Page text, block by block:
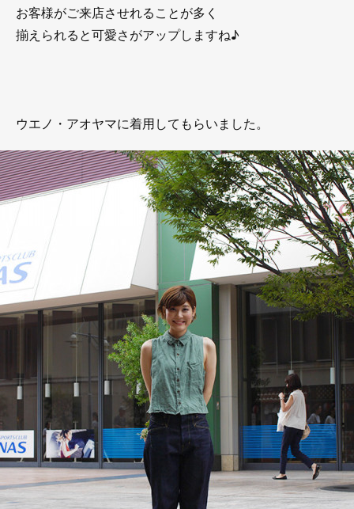
お客様がご来店させれることが多く
揃えられると可愛さがアップしますね♪
ウエノ・アオヤマに着用してもらいました。